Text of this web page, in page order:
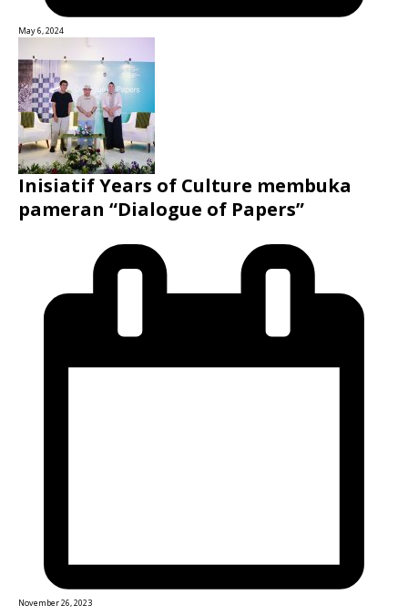
May 6, 2024
Inisiatif Years of Culture membuka
pameran “Dialogue of Papers”
November 26, 2023